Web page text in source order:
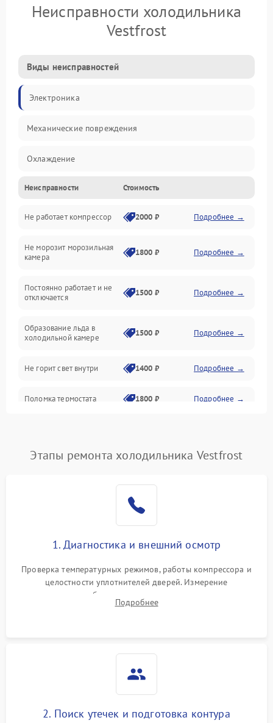
Неисправности холодильника
Vestfrost
Виды неисправностей
Электроника
Механические повреждения
Охлаждение
Механика
Электропитание
Дренаж
Неисправности Стоимость
Не работает компрессор 2000 ₽ Подробнее →
Не морозит морозильная
камера
1800 ₽ Подробнее →
Постоянно работает и не
отключается
1500 ₽ Подробнее →
Образование льда в
холодильной камере
1500 ₽ Подробнее →
Не горит свет внутри 1400 ₽ Подробнее →
Поломка термостата 1800 ₽ Подробнее →
Поломка системы No Frost 2600 ₽ Подробнее →
работе
2000 ₽ Подробнее →
1000 ₽
1800 ₽
Этапы ремонта холодильника Vestfrost
1. Диагностика и внешний осмотр
Проверка температурных режимов, работы компрессора и
целостности уплотнителей дверей. Измерение
сопротивления обмоток мотора, проверка термостата и
считывание кодов ошибок с электронного дисплея.
Подробнее
2. Поиск утечек и подготовка контура